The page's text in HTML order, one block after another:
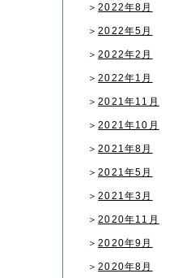
＞2022年8月
＞2022年5月
＞2022年2月
＞2022年1月
＞2021年11月
＞2021年10月
＞2021年8月
＞2021年5月
＞2021年3月
＞2020年11月
＞2020年9月
＞2020年8月